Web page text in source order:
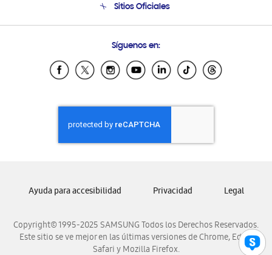
Condiciones de Compra
Soporte vía eMail
Sitios Oficiales
Samsung Ecuador
Samsung El Salvador
Samsung Honduras
Samsung Nicaragua
Samsung Panamá
Samsung Venezuela
Síguenos en:
Copyright© 1995-2025 SAMSUNG Todos los Derechos Reservados.
Este sitio se ve mejor en las últimas versiones de Chrome, Edge,
Safari y Mozilla Firefox.
Ayuda para accesibilidad Privacidad Legal